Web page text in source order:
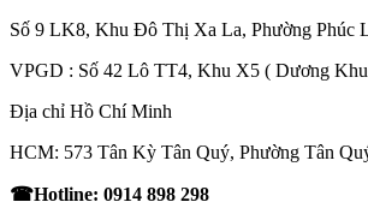
Số 9 LK8, Khu Đô Thị Xa La, Phường Phúc
VPGD : Số 42 Lô TT4, Khu X5 ( Dương
Địa chỉ Hồ Chí Minh
HCM: 573 Tân Kỳ Tân Quý, Phường Tân
☎Hotline: 0914 898 298